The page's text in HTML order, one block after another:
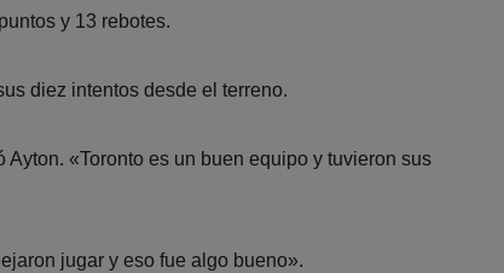
y 13 rebotes.
diez intentos desde el terreno.
«Toronto es un buen equipo y tuvieron sus
jugar y eso fue algo bueno».